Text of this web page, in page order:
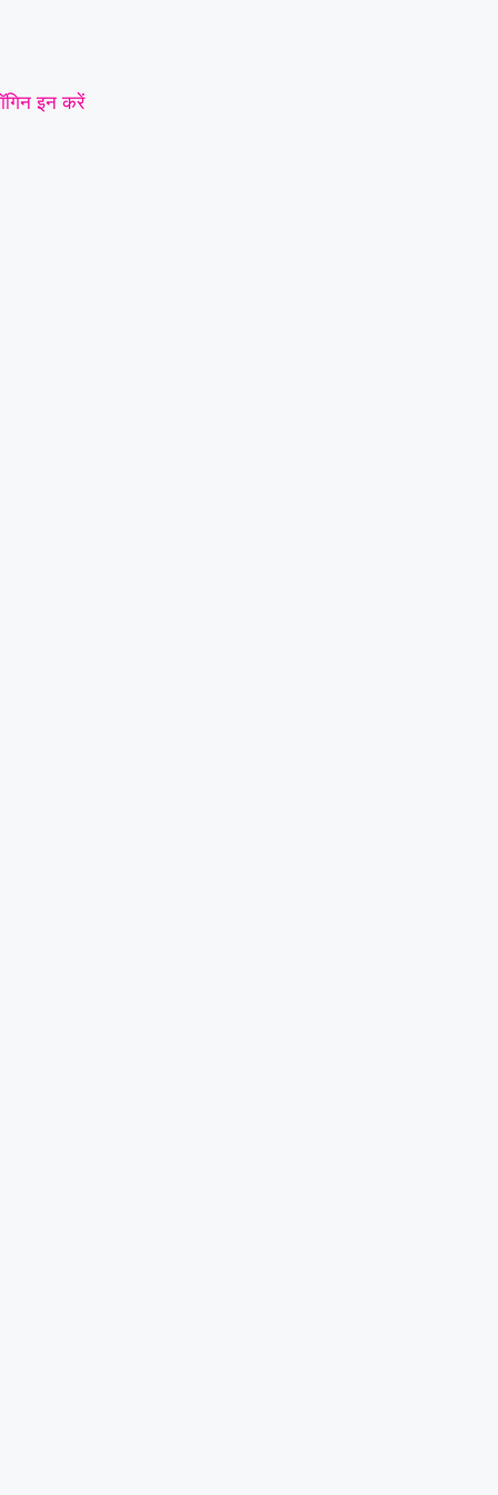
इन करें